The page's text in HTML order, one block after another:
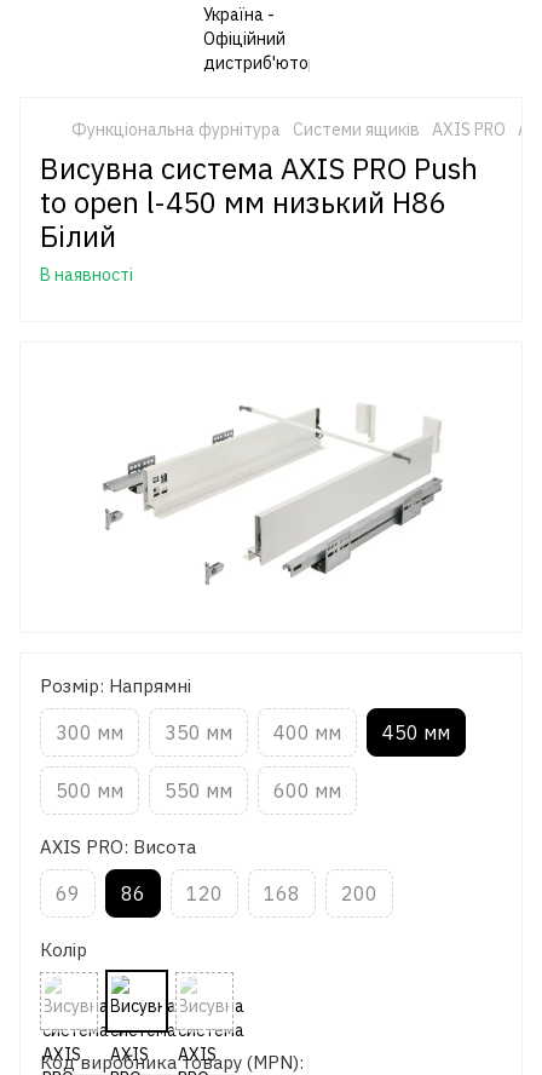
Функціональна фурнітура Системи ящиків AXIS PRO
Висувна система AXIS PRO Push
to open l-450 мм низький H86
Білий
В наявності
Розмір: Напрямні
300 мм 350 мм 400 мм 450 мм
500 мм 550 мм 600 мм
AXIS PRO: Висота
69 86 120 168 200
Колір
Код виробника товару (MPN):